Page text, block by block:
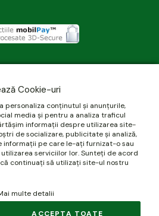
Cookie-uri
personaliza conținutul și anunțurile,
media și pentru a analiza traficul
informații despre utilizarea site-
de socializare, publicitate și analiză,
informații pe care le-ați furnizat-o sau
serviciilor lor. Sunteți de acord
continuați să utilizați site-ul nostru
multe detalii
ACCEPTA TOATE